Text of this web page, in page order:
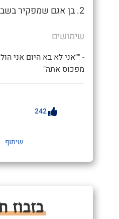
2. בן אגם שמפקיר בשביל כוּס
שימושים
- "״אני לא בא היום אני
מפכוס אתה"
242
שיתוף
בזבוז